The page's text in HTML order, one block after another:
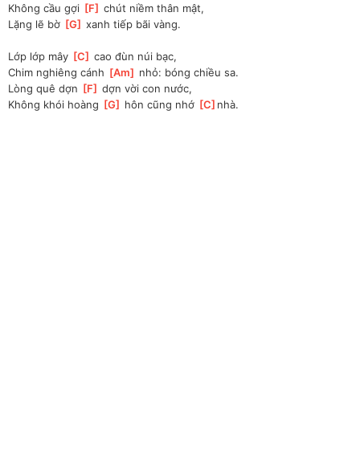
Không cầu gợi [F ] chút niềm thân mật,
Lặng lẽ bờ [G ] xanh tiếp bãi vàng.
Lớp lớp mây [C ] cao đùn núi bạc,
Chim nghiêng cánh [Am
nhỏ: bóng chiều sa.
Lòng quê dợn [F ] dợn vời con nước,
Không khói hoàng [G hôn cũng nhớ [C ]nhà.